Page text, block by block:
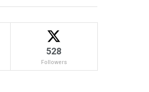
528
Followers